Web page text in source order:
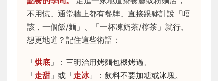
不用慌。通常牆上都有餐牌。直接跟夥計說「唔
該，一個飯/麵」、「一杯凍奶茶/檸茶」就行。
想更地道？記住這些術語：
「烘底 」：三明治用烤麵包機烤過。
「走甜 」或「走冰」：飲料不要加糖或冰塊。